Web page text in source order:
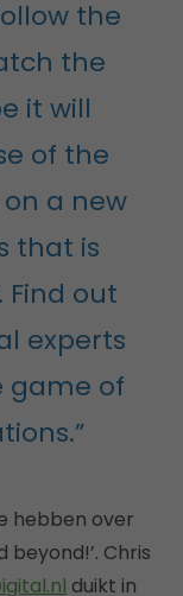
the
the
it will
of the
a new
that is
out
experts
game of
hebben over
beyond!’. Chris
duikt in